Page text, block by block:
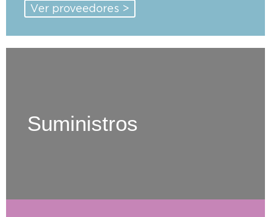
Ver proveedores >
Suministros